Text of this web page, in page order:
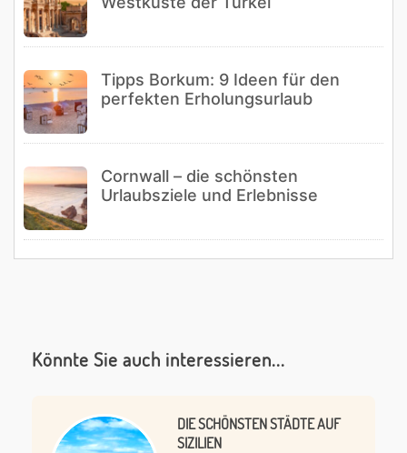
Tipps Borkum: 9 Ideen für den
perfekten Erholungsurlaub
Cornwall – die schönsten
Urlaubsziele und Erlebnisse
Könnte Sie auch interessieren...
DIE SCHÖNSTEN STÄDTE AUF
SIZILIEN